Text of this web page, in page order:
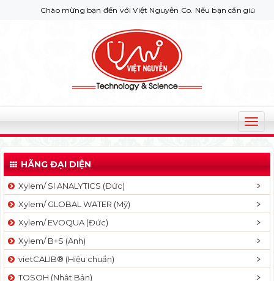
Chào mừng bạn đến với Việt Nguyễn Co. Nếu bạn cần giúp đỡ
T
o
g
l
v
a
HÃNG ĐẠI DIỆN
Xylem/ SI ANALYTICS (Đức)
Xylem/ GLOBAL WATER (Mỹ)
Xylem/ EVOQUA (Đức)
Xylem/ B+S (Anh)
vietCALIB® (Hiệu chuẩn)
TOSOH (Nhật Bản)